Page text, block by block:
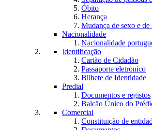
Óbito
Herança
Mudança de sexo e
Nacionalidade
Nacionalidade
Identificação
Cartão de Cidadão
Passaporte eletrónico
Bilhete de Identidade
Predial
Documentos e registos
Balcão Único do
Comercial
Constituição de